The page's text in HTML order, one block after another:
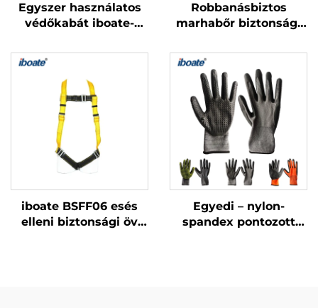
Egyszer használatos
védőkabát iboate-
Robbanásbiztos
marhabőr biztonsági
kényelmes pamut
belső réteggel
iboate BSFF06 esés
elleni biztonsági öv
Egyedi – nylon-
spandex pontozott